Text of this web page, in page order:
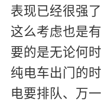
表现已经很强
这么考虑也是
要的是无论何
纯电车出门的
电要排队、万